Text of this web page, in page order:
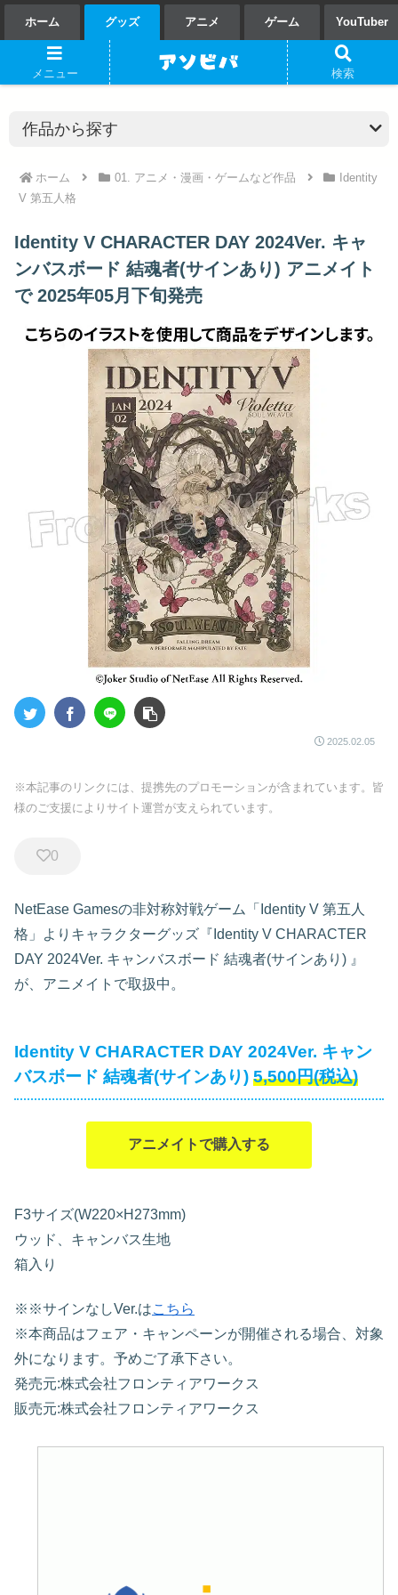
ホーム グッズ アニメ ゲーム YouTuber
ホーム 01. アニメ・漫画・ゲームなど作品
Identity
V 第五人格
Identity V CHARACTER DAY 2024Ver. キャ
ンバスボード 結魂者(サインあり) アニメイト
で 2025年05月下旬発売
2025.02.05
※本記事のリンクには、提携先のプロモーションが含まれています。皆
様のご支援によりサイト運営が支えられています。
0
NetEase Gamesの非対称対戦ゲーム「Identity V 第五人
格」よりキャラクターグッズ『Identity V CHARACTER
DAY 2024Ver. キャンバスボード 結魂者(サインあり) 』
が、アニメイトで取扱中。
Identity V CHARACTER DAY 2024Ver. キャン
バスボード 結魂者(サインあり) 5,500円(税込)
アニメイトで購入する
F3サイズ(W220×H273mm)
ウッド、キャンバス生地
箱入り
※※サインなしVer.はこちら
※本商品はフェア・キャンペーンが開催される場合、対象
外になります。予めご了承下さい。
発売元:株式会社フロンティアワークス
販売元:株式会社フロンティアワークス
メニュー 検索